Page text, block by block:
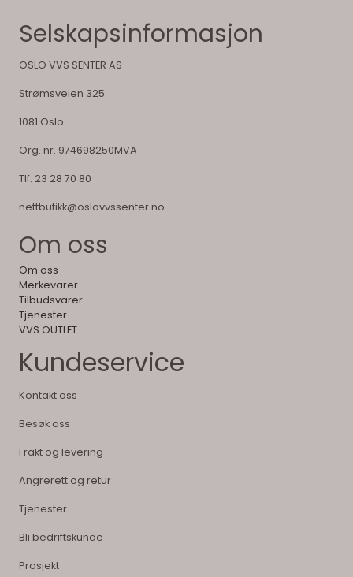
Selskapsinformasjon
OSLO VVS SENTER AS
Strømsveien 325
1081 Oslo
Org. nr. 974698250MVA
Tlf: 23 28 70 80
nettbutikk@oslovvssenter.no
Om oss
Om oss
Merkevarer
Tilbudsvarer
Tjenester
VVS OUTLET
Kundeservice
Kontakt oss
Besøk oss
Frakt og levering
Angrerett og retur
Tjenester
Bli bedriftskunde
Prosjekt